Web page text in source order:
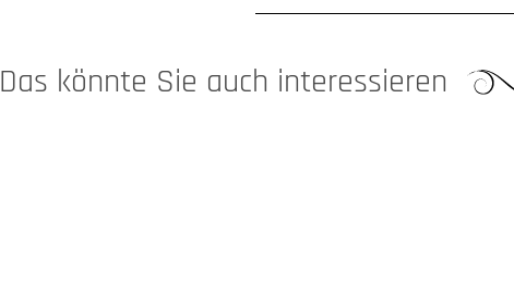
Das könnte Sie auch interessieren